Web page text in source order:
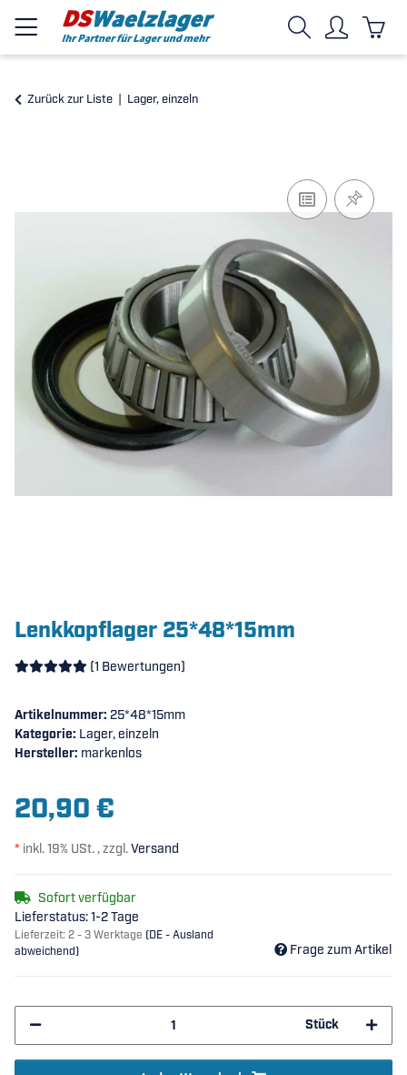
Zurück zur Liste Lager, einzeln
Lenkkopflager 25*48*15mm
(1 Bewertungen)
Artikelnummer: 25*48*15mm
Kategorie: Lager, einzeln
Hersteller: markenlos
20,90 €
* inkl. 19% USt. , zzgl.Versand
Sofort verfügbar
Lieferstatus: 1-2 Tage
Lieferzeit: 2 - 3 Werktage (DE - Ausland
abweichend)
Frage zum Artikel
Stück